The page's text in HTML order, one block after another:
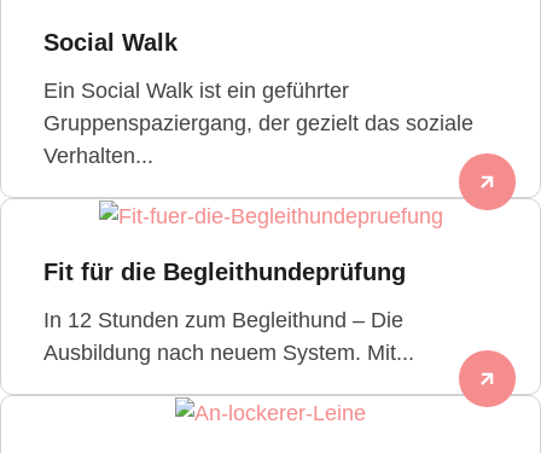
Social Walk
Ein Social Walk ist ein geführter
Gruppenspaziergang, der gezielt das soziale
Verhalten...
Fit für die Begleithundeprüfung
In 12 Stunden zum Begleithund – Die
Ausbildung nach neuem System. Mit...